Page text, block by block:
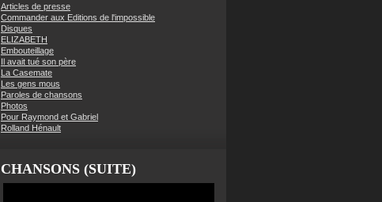
Articles de presse
Commander aux Editions de l'impossible
Disques
ELIZABETH
Embouteillage
Il avait tué son père
La Casemate
Les gens mous
Paroles de chansons
Photos
Pour Raymond et Gabriel
Rolland Hénault
CHANSONS (SUITE)